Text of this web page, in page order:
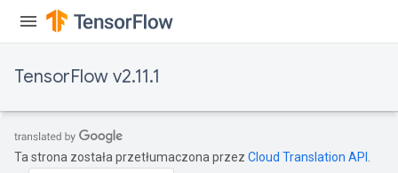
TensorFlow v2.11.1
Ta strona została przetłumaczona przez Cloud Translation API